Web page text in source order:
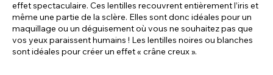
effet spectaculaire. Ces lentilles recouvrent entièrement l’iris et
même une partie de la sclère. Elles sont donc idéales pour un
maquillage ou un déguisement où vous ne souhaitez pas que
vos yeux paraissent humains ! Les lentilles noires ou blanches
sont idéales pour créer un effet « crâne creux ».